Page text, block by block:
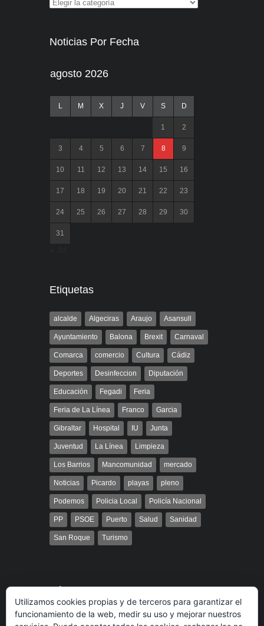
Noticias Por Fecha
agosto 2026
L M X J V S D
1 2
3 4 5 6 7 8 9
10 11 12 13 14 15 16
17 18 19 20 21 22 23
24 25 26 27 28 29 30
31
Etiquetas
alcalde Algeciras Araujo Asansull
Ayuntamiento Balona Brexit Carnaval
Comarca comercio Cultura Cádiz
Deportes Desinfeccion Diputación
Educación Fegadi Feria
Feria de La Línea Franco Garcia
Gibraltar Hospital IU Junta
Juventud La Línea Limpieza
Los Barrios Mancomunidad mercado
Noticias Picardo playas pleno
Podemos Policia Local Policía Nacional
PP PSOE Puerto Salud Sanidad
San Roque Turismo
Búsqueda
Utilizamos cookies propias y de terceros para garantizar el
funcionamiento de la web, medir su uso y mejorar nuestros